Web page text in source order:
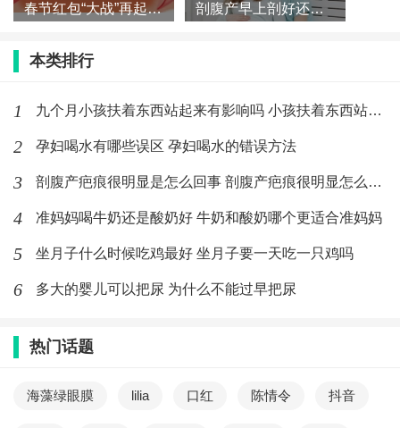
春节红包“大战”再起 AI流量入口赛道竞争升级 剖腹产早上剖好还是下午剖好 剖腹产一天中什么时间最好
本类排行
1 九个月小孩扶着东西站起来有影响吗 小孩扶着东西站起来要注意什
2 孕妇喝水有哪些误区 孕妇喝水的错误方法
3 剖腹产疤痕很明显是怎么回事 剖腹产疤痕很明显怎么消除
4 准妈妈喝牛奶还是酸奶好 牛奶和酸奶哪个更适合准妈妈
5 坐月子什么时候吃鸡最好 坐月子要一天吃一只鸡吗
6 多大的婴儿可以把尿 为什么不能过早把尿
热门话题
海藻绿眼膜 lilia 口红 陈情令 抖音